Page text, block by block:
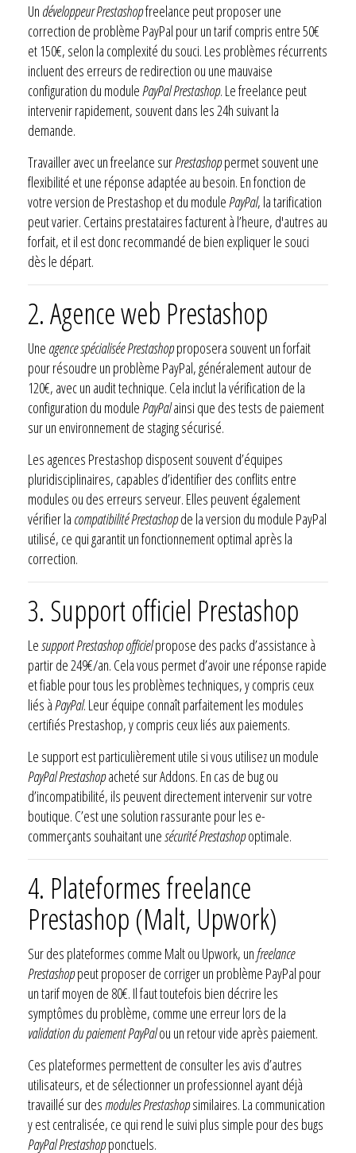
Un développeur Prestashopfreelance peut proposer une
correction de problème PayPal pour un tarif compris entre 50€
et 150€, selon la complexité du souci. Les problèmes récurrents
incluent des erreurs de redirection ou une mauvaise
configuration du modulePayPal Prestashop. Le freelance peut
intervenir rapidement, souvent dans les 24h suivant la
demande.
Travailler avec un freelance surPrestashoppermet souvent une
flexibilité et une réponse adaptée au besoin. En fonction de
votre version de Prestashop et du modulePayPal, la tarification
peut varier. Certains prestataires facturent à l’heure, d'autres au
forfait, et il est donc recommandé de bien expliquer le souci
dès le départ.
2. Agence web Prestashop
Une agence spécialisée Prestashopproposera souvent un forfait
pour résoudre un problème PayPal, généralement autour de
120€, avec un audit technique. Cela inclut la vérification de la
configuration du modulePayPalainsi que des tests de paiement
sur un environnement de staging sécurisé.
Les agences Prestashop disposent souvent d’équipes
pluridisciplinaires, capables d’identifier des conflits entre
modules ou des erreurs serveur. Elles peuvent également
vérifier la compatibilité Prestashopde la version du module PayPal
utilisé, ce qui garantit un fonctionnement optimal après la
correction.
3. Support officiel Prestashop
Lesupport Prestashop officielpropose des packs d’assistance à
partir de 249€/an. Cela vous permet d’avoir une réponse rapide
et fiable pour tous les problèmes techniques, y compris ceux
liés àPayPal. Leur équipe connaît parfaitement les modules
certifiés Prestashop, y compris ceux liés aux paiements.
Le support est particulièrement utile si vous utilisez un module
PayPal Prestashopacheté sur Addons. En cas de bug ou
d’incompatibilité, ils peuvent directement intervenir sur votre
boutique. C’est une solution rassurante pour les e-
commerçants souhaitant unesécurité Prestashopoptimale.
4. Plateformes freelance
Prestashop (Malt, Upwork)
Sur des plateformes comme Malt ou Upwork, unfreelance
Prestashoppeut proposer de corriger un problème PayPal pour
un tarif moyen de 80€. Il faut toutefois bien décrire les
symptômes du problème, comme une erreur lors de la
validation du paiement PayPalou un retour vide après paiement.
Ces plateformes permettent de consulter les avis d’autres
utilisateurs, et de sélectionner un professionnel ayant déjà
travaillé sur des modules Prestashopsimilaires. La communication
y est centralisée, ce qui rend le suivi plus simple pour des bugs
PayPal Prestashopponctuels.